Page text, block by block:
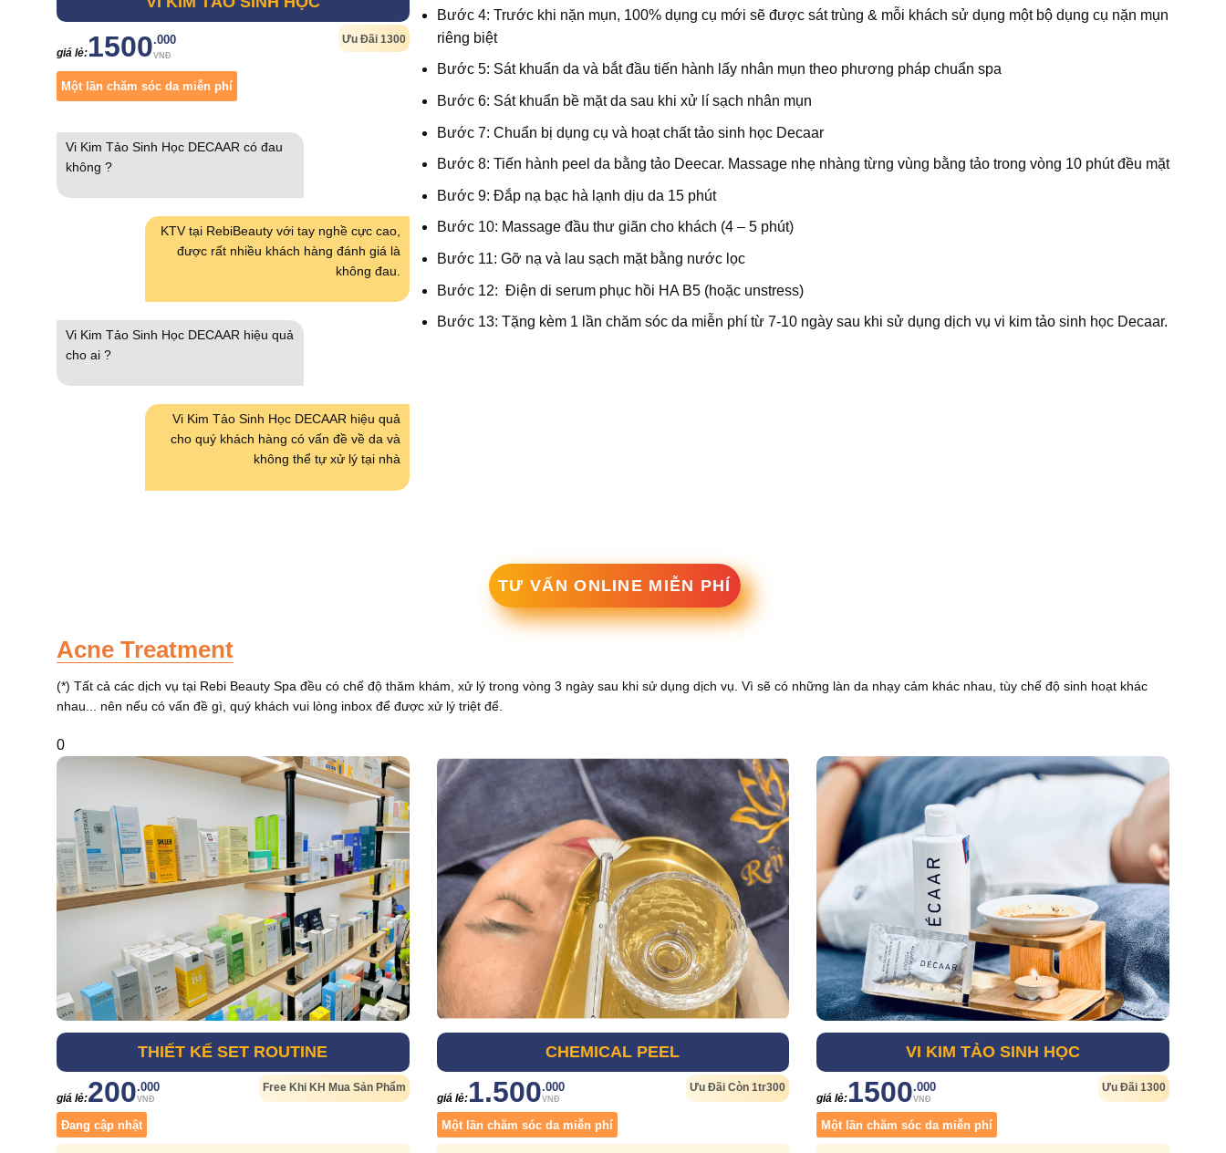
giá lẻ:1500.000
VNĐ
Ưu Đãi 1300
Một lần chăm sóc da miễn phí
Vi Kim Tảo Sinh Học DECAAR có đau
không ?
KTV tại RebiBeauty với tay nghề cực cao,
được rất nhiều khách hàng đánh giá là
không đau.
Vi Kim Tảo Sinh Học DECAAR hiệu quả
cho ai ?
Vi Kim Tảo Sinh Học DECAAR hiệu quả
cho quý khách hàng có vấn đề về da và
không thể tự xử lý tại nhà
Bước 4: Trước khi nặn mụn, 100% dụng cụ mới sẽ được sát trùng & mỗi khách sử dụng một bộ dụng cụ nặn mụn
riêng biệt
Bước 5: Sát khuẩn da và bắt đầu tiến hành lấy nhân mụn theo phương pháp chuẩn spa
Bước 6: Sát khuẩn bề mặt da sau khi xử lí sạch nhân mụn
Bước 7: Chuẩn bị dụng cụ và hoạt chất tảo sinh học Decaar
Bước 8: Tiến hành peel da bằng tảo Deecar. Massage nhẹ nhàng từng vùng bằng tảo trong vòng 10 phút đều mặt
Bước 9: Đắp nạ bạc hà lạnh dịu da 15 phút
Bước 10: Massage đầu thư giãn cho khách (4 – 5 phút)
Bước 11: Gỡ nạ và lau sạch mặt bằng nước lọc
Bước 12: Điện di serum phục hồi HA B5 (hoặc unstress)
Bước 13: Tặng kèm 1 lần chăm sóc da miễn phí từ 7-10 ngày sau khi sử dụng dịch vụ vi kim tảo sinh học Decaar.
TƯ VẤN ONLINE MIỄN PHÍ
Acne Treatment
(*) Tất cả các dịch vụ tại Rebi Beauty Spa đều có chế độ thăm khám, xử lý trong vòng 3 ngày sau khi sử dụng dịch vụ. Vì sẽ có những làn da nhạy cảm khác nhau, tùy chế độ sinh hoạt khác
nhau... nên nếu có vấn đề gì, quý khách vui lòng inbox để được xử lý triệt để.
0
THIẾT KẾ SET ROUTINE
giá lẻ:200.000
VNĐ
Free Khi KH Mua Sản Phẩm
Đang cập nhật
CHEMICAL PEEL
giá lẻ:1.500.000
VNĐ
Ưu Đãi Còn 1tr300
Một lần chăm sóc da miễn phí
VI KIM TẢO SINH HỌC
giá lẻ:1500.000
VNĐ
Ưu Đãi 1300
Một lần chăm sóc da miễn phí